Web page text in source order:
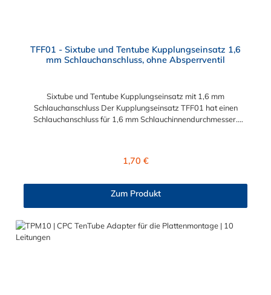
TFF01 - Sixtube und Tentube Kupplungseinsatz 1,6
mm Schlauchanschluss, ohne Absperrventil
Sixtube und Tentube Kupplungseinsatz mit 1,6 mm
Schlauchanschluss Der Kupplungseinsatz TFF01 hat einen
Schlauchanschluss für 1,6 mm Schlauchinnendurchmesser.
(Polypropylen)
Regulärer Preis:
1,70 €
Zum Produkt